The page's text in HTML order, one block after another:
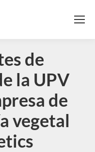
de
la UPV
de
vegetal